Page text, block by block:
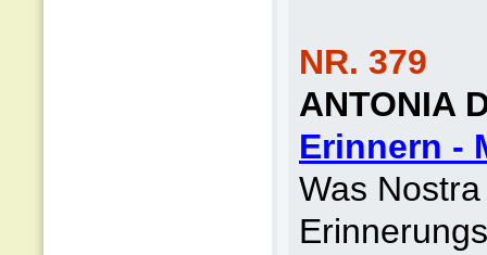
NR. 379
ANTONIA
Erinnern -
Was